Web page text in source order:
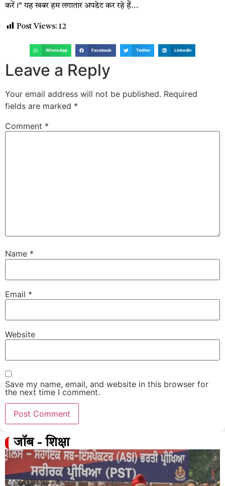
करें।” यह खबर हम लगातार अपडेट कर रहे हैं…
Post Views: 12
WhatsApp Facebook Twitter LinkedIn
Leave a Reply
Your email address will not be published. Required
fields are marked *
Comment *
Name *
Email *
Website
Save my name, email, and website in this browser for
the next time I comment.
जॉब - शिक्षा